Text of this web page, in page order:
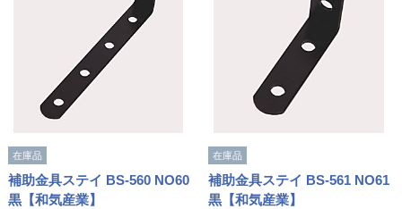
在庫品
補助金具ステイ BS-560 NO60
黒【和気産業】
在庫品
補助金具ステイ BS-561 NO61
黒【和気産業】